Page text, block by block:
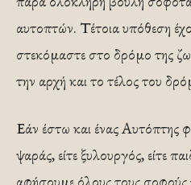
αυτοπτών. Τέτοια υπόθεση
στεκόμαστε στο δρόμο της
την αρχή και το τέλος του
Εάν έστω και ένας Αυτόπτης
ψαράς, είτε ξυλουργός, είτε